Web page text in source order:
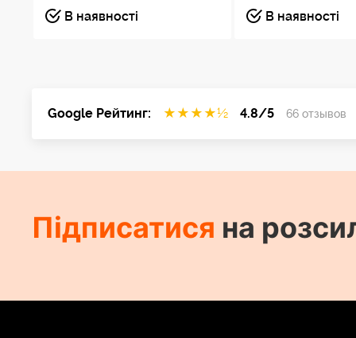
В наявності В наявності
Google Рейтинг: ★ ★ ★ ★½ 4.8/5 66 отзывов
Підписатися на